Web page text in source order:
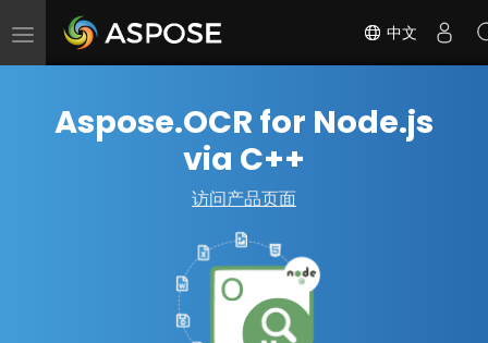
切
中文
Aspose.OCR for Node.js
via C++
访问产品页面